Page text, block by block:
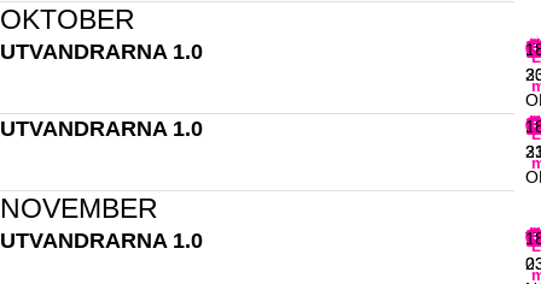
OKTOBER
UTVANDRARNA 1.0
UTVANDRARNA 1.0
NOVEMBER
UTVANDRARNA 1.0